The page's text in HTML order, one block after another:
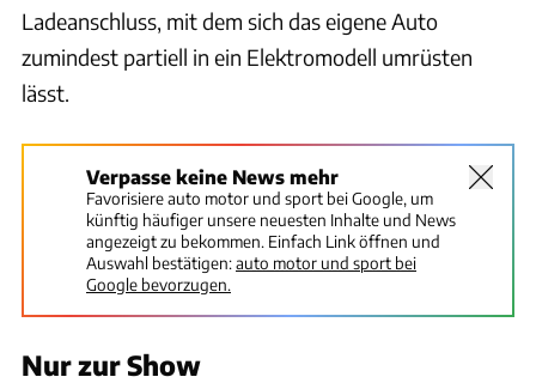
Ladeanschluss, mit dem sich das eigene Auto
zumindest partiell in ein Elektromodell umrüsten
lässt.
Verpasse keine News mehr
Favorisiere auto motor und sport bei Google, um
künftig häufiger unsere neuesten Inhalte und News
angezeigt zu bekommen. Einfach Link öffnen und
Auswahl bestätigen:auto motor und sport bei
Google bevorzugen.
Nur zur Show